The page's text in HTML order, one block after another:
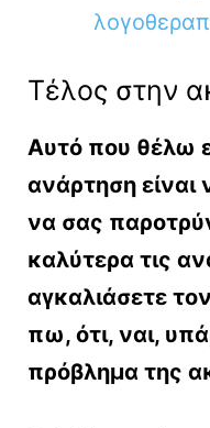
Τέλος στην
Αυτό που θέλω
ανάρτηση
να σας
καλύτερα τις
αγκαλιάσετε
πω, ότι, ναι,
πρόβλημα της